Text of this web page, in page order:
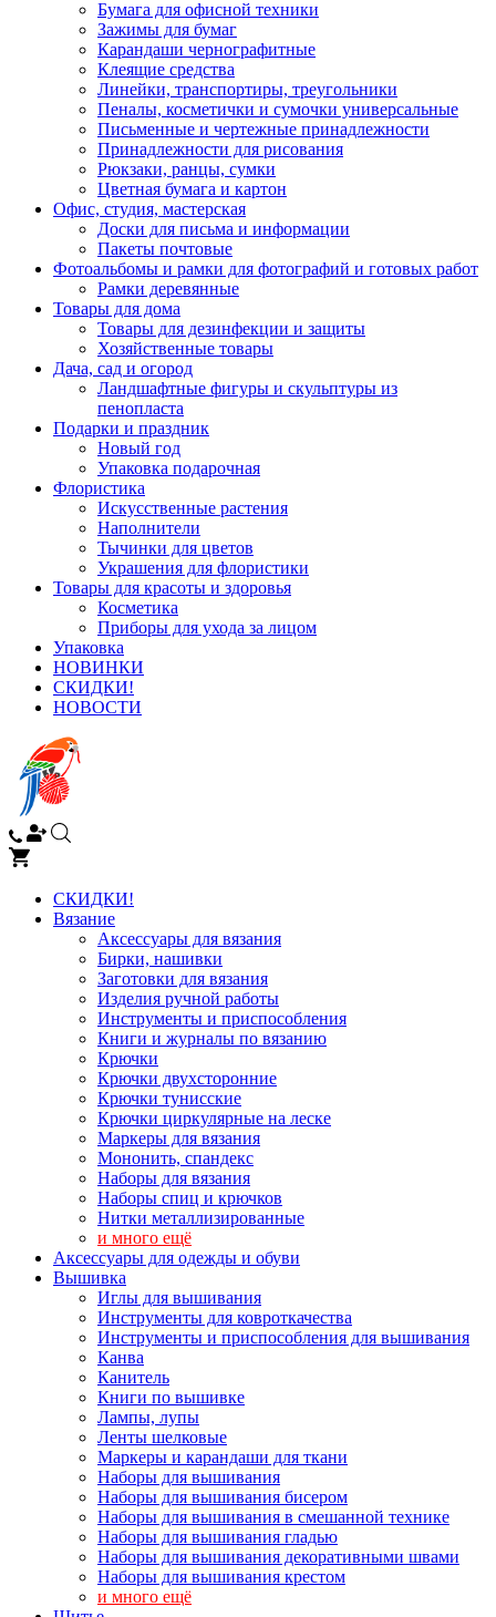
Бумага для офисной техники
Зажимы для бумаг
Карандаши чернографитные
Клеящие средства
Линейки, транспортиры, треугольники
Пеналы, косметички и сумочки универсальные
Письменные и чертежные принадлежности
Принадлежности для рисования
Рюкзаки, ранцы, сумки
Цветная бумага и картон
Офис, студия, мастерская
Доски для письма и информации
Пакеты почтовые
Фотоальбомы и рамки для фотографий и готовых работ
Рамки деревянные
Товары для дома
Товары для дезинфекции и защиты
Хозяйственные товары
Дача, сад и огород
Ландшафтные фигуры и скульптуры из
пенопласта
Подарки и праздник
Новый год
Упаковка подарочная
Флористика
Искусственные растения
Наполнители
Тычинки для цветов
Украшения для флористики
Товары для красоты и здоровья
Косметика
Приборы для ухода за лицом
Упаковка
НОВИНКИ
СКИДКИ!
НОВОСТИ
СКИДКИ!
Вязание
Аксессуары для вязания
Бирки, нашивки
Заготовки для вязания
Изделия ручной работы
Инструменты и приспособления
Книги и журналы по вязанию
Крючки
Крючки двухсторонние
Крючки тунисские
Крючки циркулярные на леске
Маркеры для вязания
Мононить, спандекс
Наборы для вязания
Наборы спиц и крючков
Нитки металлизированные
и много ещё
Аксессуары для одежды и обуви
Вышивка
Иглы для вышивания
Инструменты для ковроткачества
Инструменты и приспособления для вышивания
Канва
Канитель
Книги по вышивке
Лампы, лупы
Ленты шелковые
Маркеры и карандаши для ткани
Наборы для вышивания
Наборы для вышивания бисером
Наборы для вышивания в смешанной технике
Наборы для вышивания гладью
Наборы для вышивания декоративными швами
Наборы для вышивания крестом
и много ещё